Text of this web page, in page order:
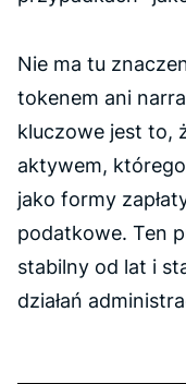
Nie ma tu
tokenem ani
kluczowe jest to,
aktywem,
jako formy
podatkowe. Ten
stabilny od lat i
działań